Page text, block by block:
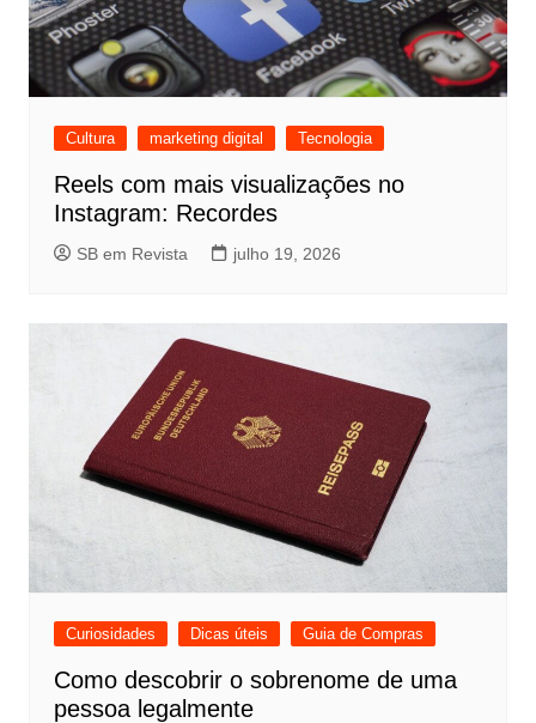
Cultura marketing digital Tecnologia
Reels com mais visualizações no
Instagram: Recordes
SB em Revista julho 19, 2026
Curiosidades Dicas úteis Guia de Compras
Como descobrir o sobrenome de uma
pessoa legalmente